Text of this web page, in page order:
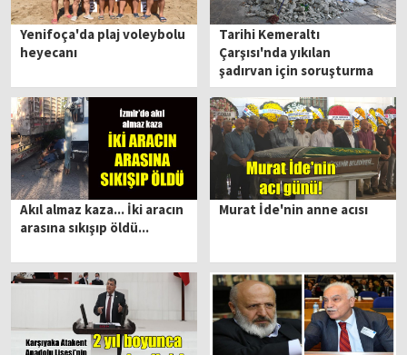
Yenifoça'da plaj voleybolu
heyecanı
Tarihi Kemeraltı
Çarşısı'nda yıkılan
şadırvan için soruşturma
Akıl almaz kaza... İki aracın
arasına sıkışıp öldü...
Murat İde'nin anne acısı